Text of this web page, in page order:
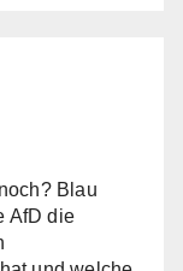
Blau
AfD die